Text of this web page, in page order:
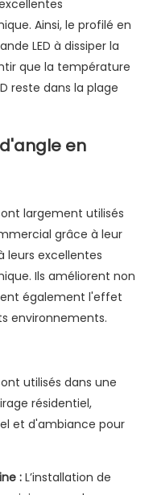
Ainsi, le profilé en
LED à dissiper la
que la température
reste dans la plage
en
largement utilisés
grâce à leur
leurs excellentes
Ils améliorent non
également l'effet
environnements.
utilisés dans une
résidentiel,
et d'ambiance pour
: L’installation de